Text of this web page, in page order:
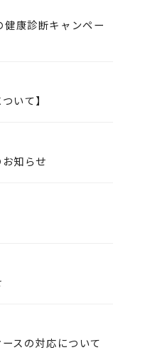
康診断キャンペー
いて】
お知らせ
スの対応について